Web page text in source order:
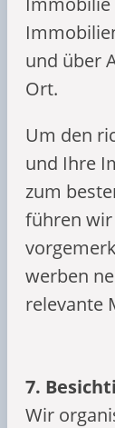
und über
Ort.
Um den
und Ihre
zum
führen wir
werben
relevante
7.
Wir